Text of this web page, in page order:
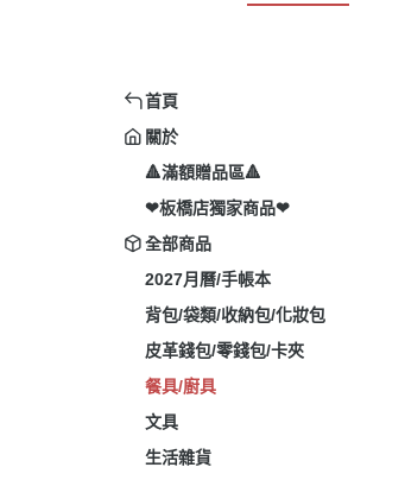
首頁
關於
🔺滿額贈品區🔺
❤板橋店獨家商品❤
全部商品
2027月曆/手帳本
背包/袋類/收納包/化妝包
皮革錢包/零錢包/卡夾
餐具/廚具
文具
生活雜貨